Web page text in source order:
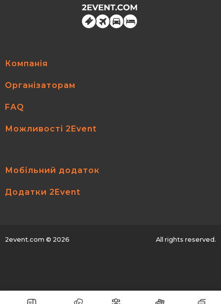
Компанія
Організаторам
FAQ
Можливості 2Event
Мобільний додаток
Додатки 2Event
2event.com © 2026 All rights reserved.